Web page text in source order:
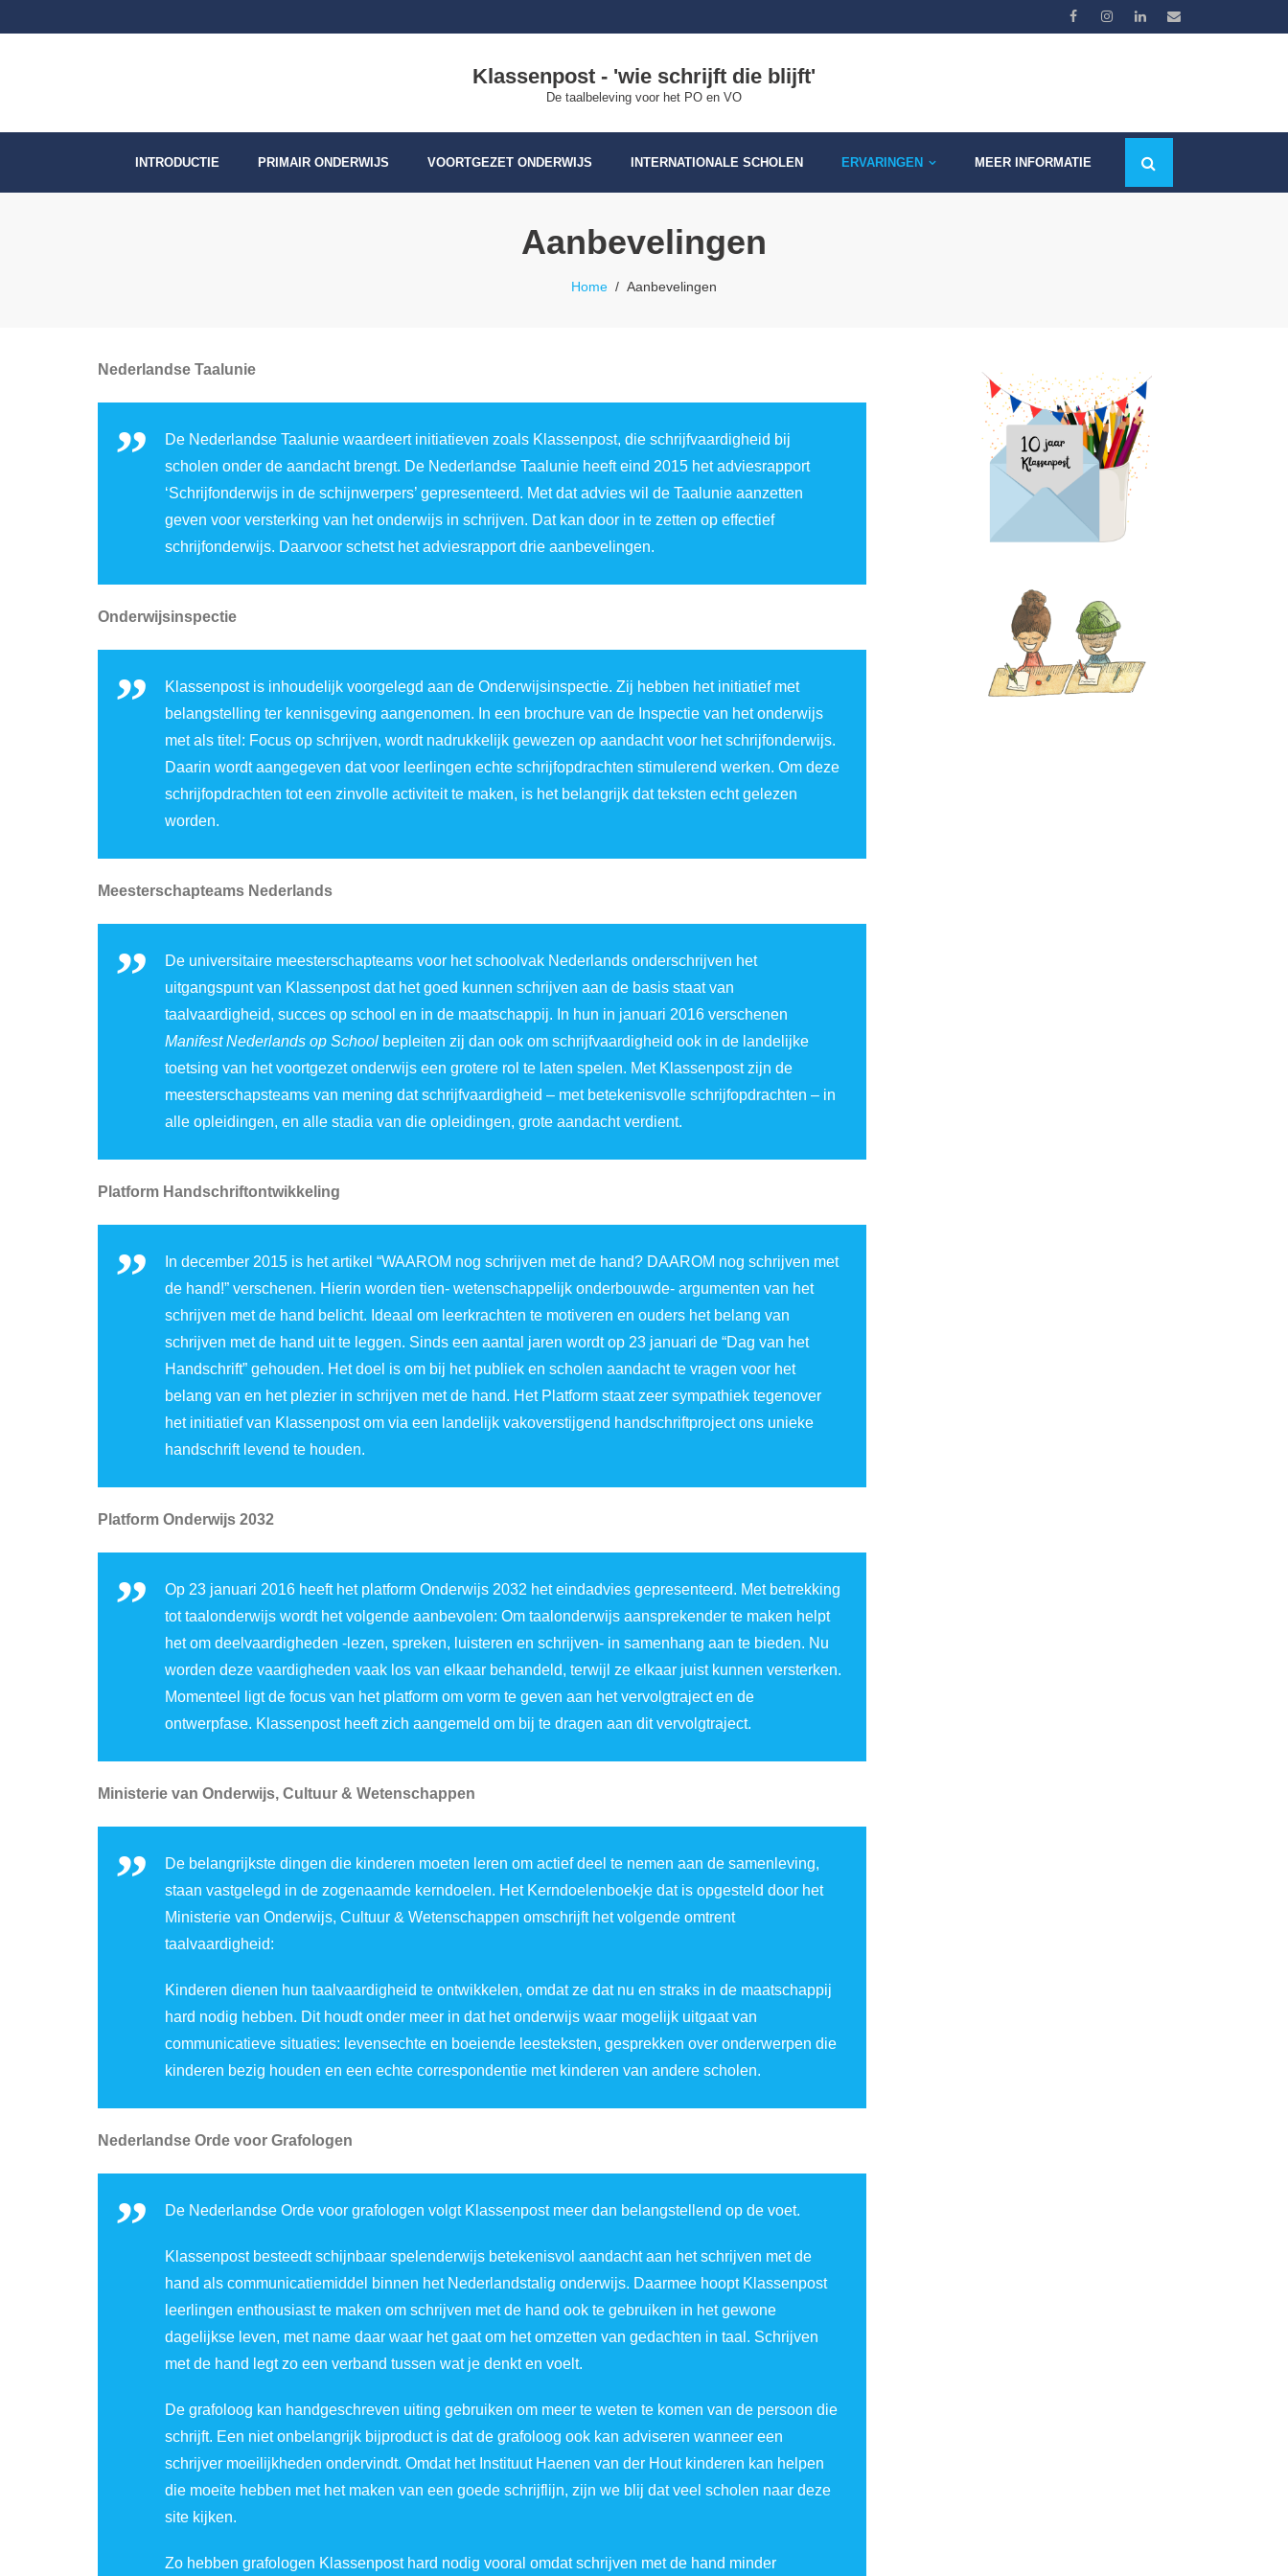
to
Klassenpost - 'wie schrijft die blijft'
De taalbeleving voor het PO en VO
INTRODUCTIE PRIMAIR ONDERWIJS VOORTGEZET ONDERWIJS INTERNATIONALE SCHOLEN ERVARINGEN MEER INFORMATIE
Aanbevelingen
Home / Aanbevelingen
Nederlandse Taalunie
De Nederlandse Taalunie waardeert initiatieven zoals Klassenpost, die schrijfvaardigheid bij
scholen onder de aandacht brengt. De Nederlandse Taalunie heeft eind 2015 het adviesrapport
‘Schrijfonderwijs in de schijnwerpers’ gepresenteerd. Met dat advies wil de Taalunie aanzetten
geven voor versterking van het onderwijs in schrijven. Dat kan door in te zetten op effectief
schrijfonderwijs. Daarvoor schetst het adviesrapport drie aanbevelingen.
Onderwijsinspectie
Klassenpost is inhoudelijk voorgelegd aan de Onderwijsinspectie. Zij hebben het initiatief met
belangstelling ter kennisgeving aangenomen. In een brochure van de Inspectie van het onderwijs
met als titel: Focus op schrijven, wordt nadrukkelijk gewezen op aandacht voor het schrijfonderwijs.
Daarin wordt aangegeven dat voor leerlingen echte schrijfopdrachten stimulerend werken. Om deze
schrijfopdrachten tot een zinvolle activiteit te maken, is het belangrijk dat teksten echt gelezen
worden.
Meesterschapteams Nederlands
De universitaire meesterschapteams voor het schoolvak Nederlands onderschrijven het
uitgangspunt van Klassenpost dat het goed kunnen schrijven aan de basis staat van
taalvaardigheid, succes op school en in de maatschappij. In hun in januari 2016 verschenen
Manifest Nederlands op School bepleiten zij dan ook om schrijfvaardigheid ook in de landelijke
toetsing van het voortgezet onderwijs een grotere rol te laten spelen. Met Klassenpost zijn de
meesterschapsteams van mening dat schrijfvaardigheid – met betekenisvolle schrijfopdrachten – in
alle opleidingen, en alle stadia van die opleidingen, grote aandacht verdient.
Platform Handschriftontwikkeling
In december 2015 is het artikel “WAAROM nog schrijven met de hand? DAAROM nog schrijven met
de hand!” verschenen. Hierin worden tien- wetenschappelijk onderbouwde- argumenten van het
schrijven met de hand belicht. Ideaal om leerkrachten te motiveren en ouders het belang van
schrijven met de hand uit te leggen. Sinds een aantal jaren wordt op 23 januari de “Dag van het
Handschrift” gehouden. Het doel is om bij het publiek en scholen aandacht te vragen voor het
belang van en het plezier in schrijven met de hand. Het Platform staat zeer sympathiek tegenover
het initiatief van Klassenpost om via een landelijk vakoverstijgend handschriftproject ons unieke
handschrift levend te houden.
Platform Onderwijs 2032
Op 23 januari 2016 heeft het platform Onderwijs 2032 het eindadvies gepresenteerd. Met betrekking
tot taalonderwijs wordt het volgende aanbevolen: Om taalonderwijs aansprekender te maken helpt
het om deelvaardigheden -lezen, spreken, luisteren en schrijven- in samenhang aan te bieden. Nu
worden deze vaardigheden vaak los van elkaar behandeld, terwijl ze elkaar juist kunnen versterken.
Momenteel ligt de focus van het platform om vorm te geven aan het vervolgtraject en de
ontwerpfase. Klassenpost heeft zich aangemeld om bij te dragen aan dit vervolgtraject.
Ministerie van Onderwijs, Cultuur & Wetenschappen
De belangrijkste dingen die kinderen moeten leren om actief deel te nemen aan de samenleving,
staan vastgelegd in de zogenaamde kerndoelen. Het Kerndoelenboekje dat is opgesteld door het
Ministerie van Onderwijs, Cultuur & Wetenschappen omschrijft het volgende omtrent
taalvaardigheid:
Kinderen dienen hun taalvaardigheid te ontwikkelen, omdat ze dat nu en straks in de maatschappij
hard nodig hebben. Dit houdt onder meer in dat het onderwijs waar mogelijk uitgaat van
communicatieve situaties: levensechte en boeiende leesteksten, gesprekken over onderwerpen die
kinderen bezig houden en een echte correspondentie met kinderen van andere scholen.
Nederlandse Orde voor Grafologen
De Nederlandse Orde voor grafologen volgt Klassenpost meer dan belangstellend op de voet.
Klassenpost besteedt schijnbaar spelenderwijs betekenisvol aandacht aan het schrijven met de
hand als communicatiemiddel binnen het Nederlandstalig onderwijs. Daarmee hoopt Klassenpost
leerlingen enthousiast te maken om schrijven met de hand ook te gebruiken in het gewone
dagelijkse leven, met name daar waar het gaat om het omzetten van gedachten in taal. Schrijven
met de hand legt zo een verband tussen wat je denkt en voelt.
De grafoloog kan handgeschreven uiting gebruiken om meer te weten te komen van de persoon die
schrijft. Een niet onbelangrijk bijproduct is dat de grafoloog ook kan adviseren wanneer een
schrijver moeilijkheden ondervindt. Omdat het Instituut Haenen van der Hout kinderen kan helpen
die moeite hebben met het maken van een goede schrijflijn, zijn we blij dat veel scholen naar deze
site kijken.
Zo hebben grafologen Klassenpost hard nodig vooral omdat schrijven met de hand minder